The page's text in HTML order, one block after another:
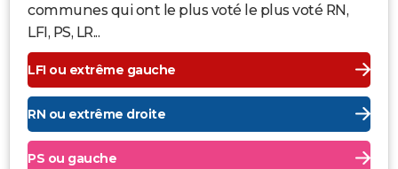
communes qui ont le plus voté le plus voté RN,
LFI, PS, LR...
LFI ou extrême gauche
RN ou extrême droite
PS ou gauche